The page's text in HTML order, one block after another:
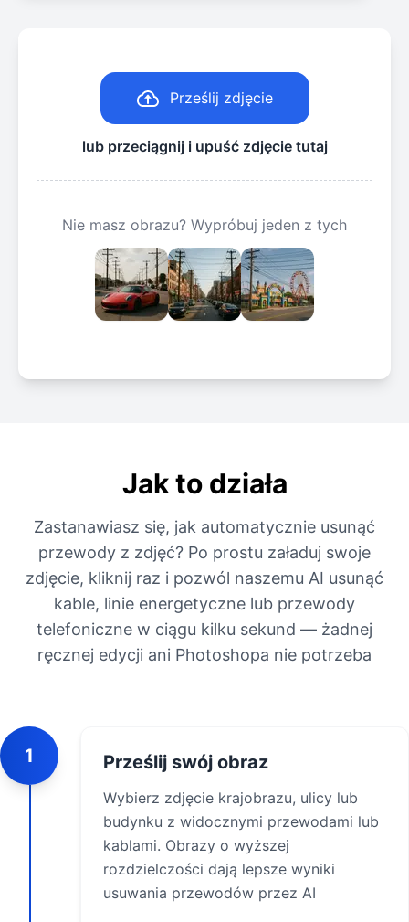
Prześlij zdjęcie
lub przeciągnij i upuść zdjęcie tutaj
Nie masz obrazu? Wypróbuj jeden z tych
Jak to działa
Zastanawiasz się, jak automatycznie usunąć
przewody z zdjęć? Po prostu załaduj swoje
zdjęcie, kliknij raz i pozwól naszemu AI usunąć
kable, linie energetyczne lub przewody
telefoniczne w ciągu kilku sekund — żadnej
ręcznej edycji ani Photoshopa nie potrzeba
1 Prześlij swój obraz
Wybierz zdjęcie krajobrazu, ulicy lub
budynku z widocznymi przewodami lub
kablami. Obrazy o wyższej
rozdzielczości dają lepsze wyniki
usuwania przewodów przez AI